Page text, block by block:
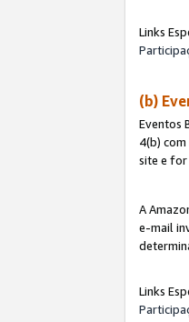
Links
(b)
Eventos
4(b) com
site e for
A
e-mail
Links